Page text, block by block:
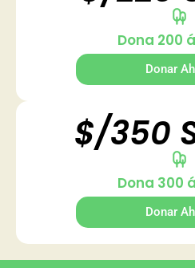
Dona 200
Donar
$/350
Dona 300
Donar